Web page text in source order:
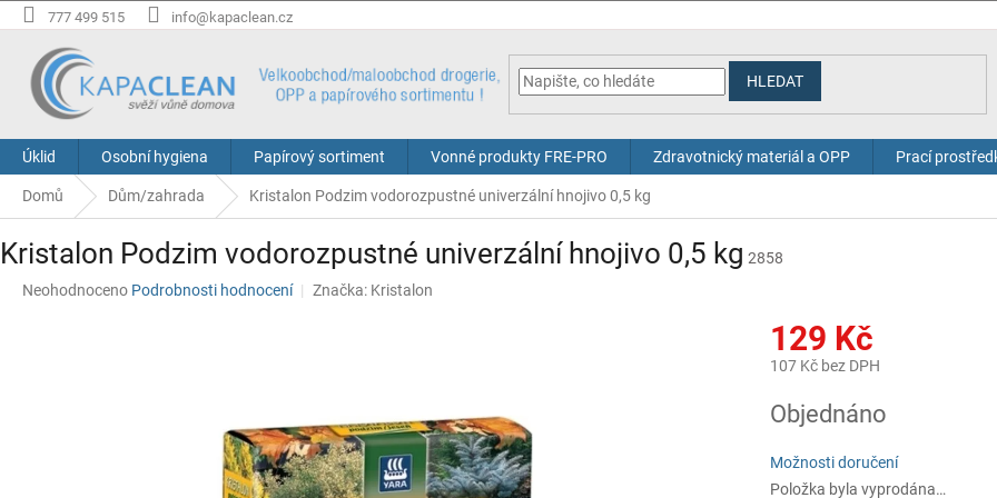
Přejít
na
777 499 515 info@kapaclean.cz
HLEDAT
Úklid Osobní hygiena Papírový sortiment Vonné produkty FRE-PRO Zdravotnický materiál a OPP Prací
Domů Dům/zahrada Kristalon Podzim vodorozpustné univerzální hnojivo 0,5 kg
Kristalon Podzim vodorozpustné univerzální hnojivo 0,5 kg 2858
Průměrné
Neohodnoceno Podrobnosti hodnocení Značka: Kristalon
129 Kč
107 Kč bez DPH
cena:
Objednáno
Možnosti doručení
Položka byla vyprodána…